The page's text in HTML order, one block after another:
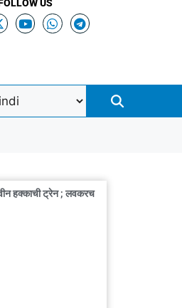
US
हक्काची ट्रेन ; लवकरच